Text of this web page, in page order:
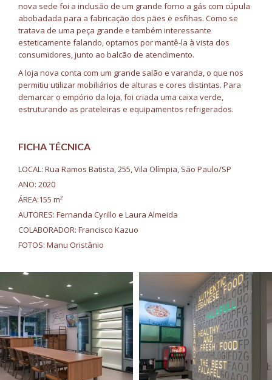
nova sede foi a inclusão de um grande forno a gás com cúpula
abobadada para a fabricação dos pães e esfihas. Como se
tratava de uma peça grande e também interessante
esteticamente falando, optamos por mantê-la à vista dos
consumidores, junto ao balcão de atendimento.
A loja nova conta com um grande salão e varanda, o que nos
permitiu utilizar mobiliários de alturas e cores distintas. Para
demarcar o empório da loja, foi criada uma caixa verde,
estruturando as prateleiras e equipamentos refrigerados.
FICHA TÉCNICA
LOCAL: Rua Ramos Batista, 255, Vila Olímpia, São Paulo/SP
ANO: 2020
ÁREA:155 m²
AUTORES: Fernanda Cyrillo e Laura Almeida
COLABORADOR: Francisco Kazuo
FOTOS: Manu Oristânio